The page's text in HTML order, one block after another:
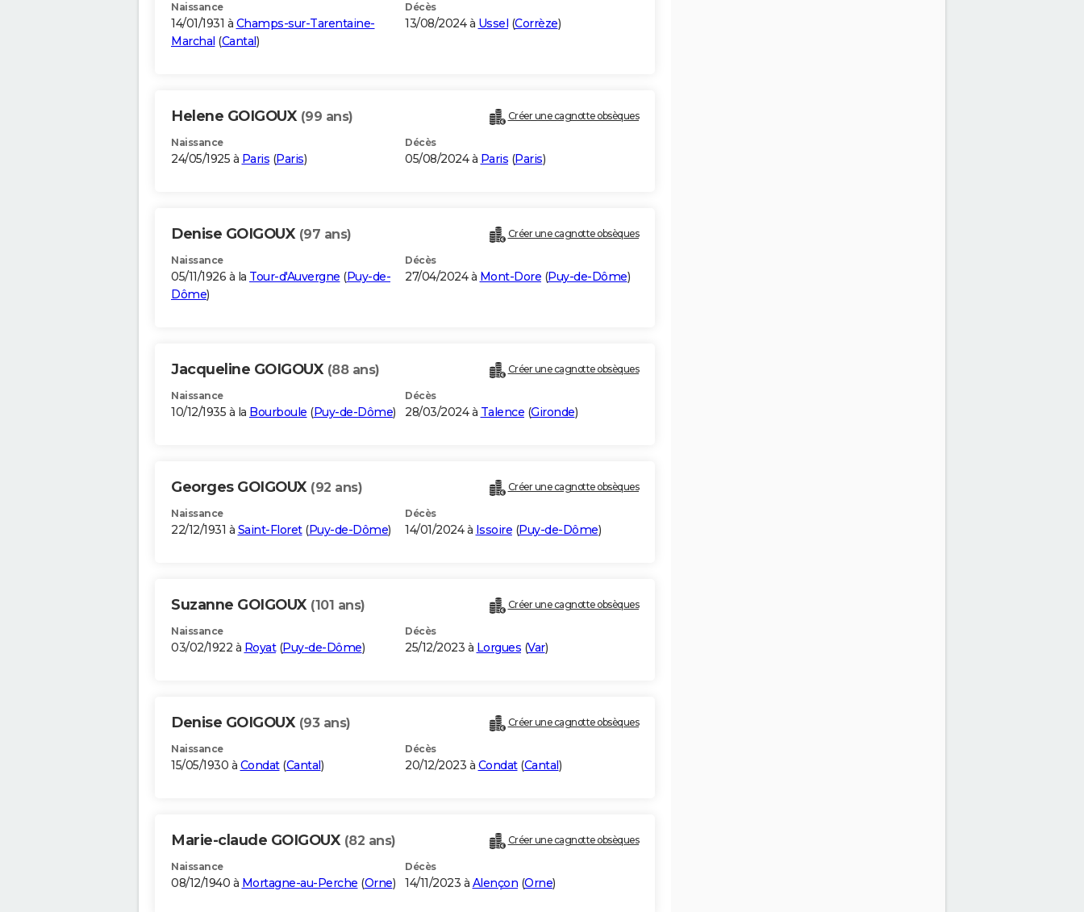
Naissance
14/01/1931 à Champs-sur-Tarentaine-
Marchal (Cantal)
Décès
13/08/2024 à Ussel (Corrèze)
Helene GOIGOUX (99 ans) Créer une cagnotte obsèques
Naissance
24/05/1925 à Paris (Paris)
Décès
05/08/2024 à Paris (Paris)
Denise GOIGOUX (97 ans) Créer une cagnotte obsèques
Naissance
05/11/1926 à la Tour-d'Auvergne (Puy-de-
Dôme)
Décès
27/04/2024 à Mont-Dore (Puy-de-Dôme)
Jacqueline GOIGOUX (88 ans) Créer une cagnotte obsèques
Naissance
10/12/1935 à la Bourboule (Puy-de-Dôme)
Décès
28/03/2024 à Talence (Gironde)
Georges GOIGOUX (92 ans) Créer une cagnotte obsèques
Naissance
22/12/1931 à Saint-Floret(Puy-de-Dôme)
Décès
14/01/2024 à Issoire (Puy-de-Dôme)
Suzanne GOIGOUX (101 ans) Créer une cagnotte obsèques
Naissance
03/02/1922 à Royat(Puy-de-Dôme)
Décès
25/12/2023 à Lorgues (Var)
Denise GOIGOUX (93 ans) Créer une cagnotte obsèques
Naissance
15/05/1930 à Condat(Cantal)
Décès
20/12/2023 à Condat(Cantal)
Marie-claude GOIGOUX (82 ans) Créer une cagnotte obsèques
Naissance
08/12/1940 à Mortagne-au-Perche (Orne)
Décès
14/11/2023 à Alençon (Orne)